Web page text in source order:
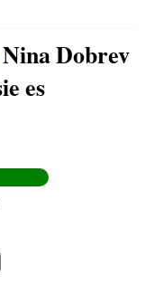
Nina Dobrev
es